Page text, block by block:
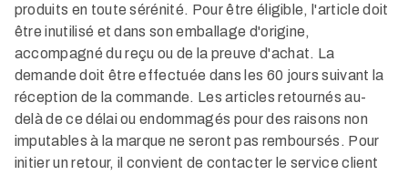
produits en toute sérénité. Pour être éligible, l'article doit
être inutilisé et dans son emballage d'origine,
accompagné du reçu ou de la preuve d'achat. La
demande doit être effectuée dans les 60 jours suivant la
réception de la commande. Les articles retournés au-
delà de ce délai ou endommagés pour des raisons non
imputables à la marque ne seront pas remboursés. Pour
initier un retour, il convient de contacter le service client